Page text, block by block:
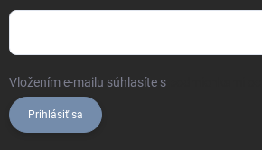
Vložením e-mailu súhlasíte s
Prihlásiť sa